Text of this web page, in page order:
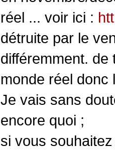
réel ... voir ici :
détruite par le
différemment. de
monde réel donc
Je vais sans
encore quoi ;
si vous